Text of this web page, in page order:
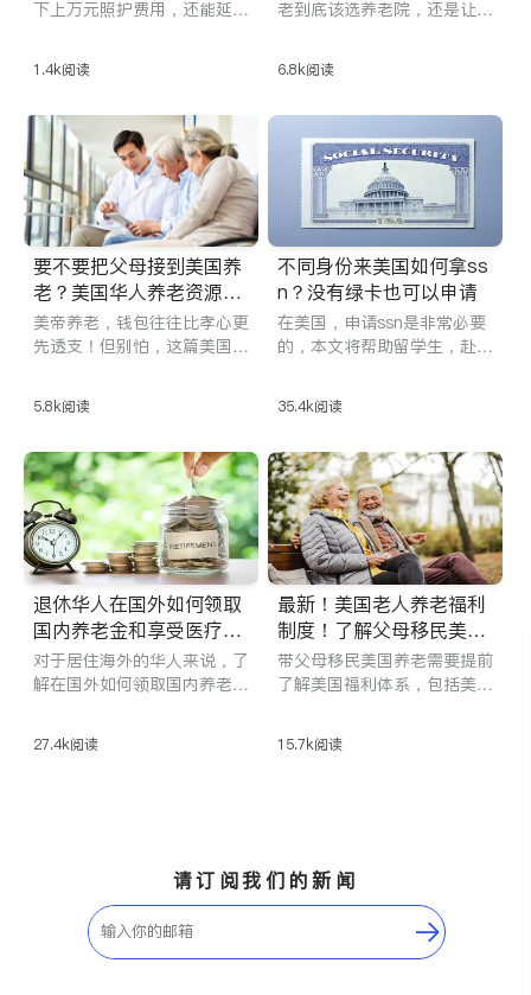
人适用福利
下上万元照护费用，还能延缓
间看护答疑，不要被“养老误
区”困住！
1.4k阅读
比！
老到底该选养老院，还是让父
一次看懂两种模式的真实差别
d、PACE、HCBS等关键政
策，让你清楚知道钱能花在
哪、报销能报多少。让华人美
国养老不再是仓促的选择，而
是一次有计划、有温度的安
排。
6.8k阅读
要不要把父母接到美国养
老？美国华人养老资源全
盘点：医疗、社区、保险
三管齐下
美帝养老，钱包往往比孝心更
先透支！但别怕，这篇美国华
盘活养老资源：从医疗体系的
先进优势，语言与文化的现实
技巧，到PACE项目与长期护
理的申请门槛，以及保险与财
产传承的提前规划，帮你少踩
坑，避开养老盲区，把父母的
养老从“焦虑题”变成“安心
解”。
5.8k阅读
不同身份来美国如何拿ss
n？没有绿卡也可以申请
在美国，申请ssn是非常必要
的，本文将帮助留学生，赴美
国SSN的重要性、SSN申请条
件、和SSN申请步骤。
35.4k阅读
退休华人在国外如何领取
国内养老金和享受医疗保
险？
对于居住海外的华人来说，了
解在国外如何领取国内养老金
是已加入外国籍。本文为您提
27.4k阅读
最新！美国老人养老福利
制度！了解父母移民美国
养老福利优势
带父母移民美国养老需要提前
了解美国福利体系，包括美国
长期护理福利，比较绿卡持有
15.7k阅读
请订阅我们的新闻